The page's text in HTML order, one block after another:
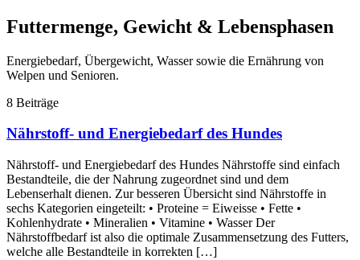
Futtermenge, Gewicht & Lebensphasen
Energiebedarf, Übergewicht, Wasser sowie die Ernährung von
Welpen und Senioren.
8 Beiträge
Nährstoff- und Energiebedarf des Hundes
Nährstoff- und Energiebedarf des Hundes Nährstoffe sind einfach
Bestandteile, die der Nahrung zugeordnet sind und dem
Lebenserhalt dienen. Zur besseren Übersicht sind Nährstoffe in
sechs Kategorien eingeteilt: • Proteine = Eiweisse • Fette •
Kohlenhydrate • Mineralien • Vitamine • Wasser Der
Nährstoffbedarf ist also die optimale Zusammensetzung des Futters,
welche alle Bestandteile in korrekten […]